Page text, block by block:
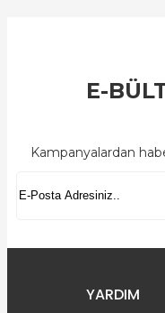
E-
Kampanyalardan
YARDIM